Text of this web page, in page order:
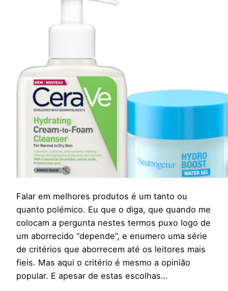
Falar em melhores produtos é um tanto ou
quanto polémico. Eu que o diga, que quando me
colocam a pergunta nestes termos puxo logo de
um aborrecido “depende”, e enumero uma série
de critérios que aborrecem até os leitores mais
fieis. Mas aqui o critério é mesmo a opinião
popular. E apesar de estas escolhas…